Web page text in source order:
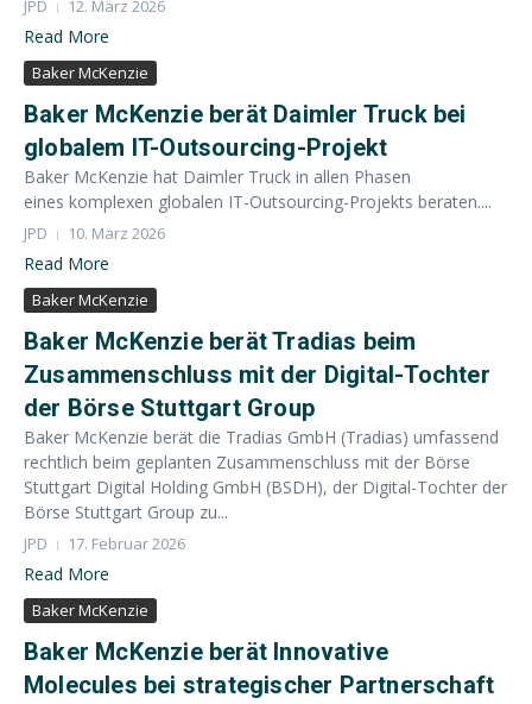
JPD 12. März 2026
Read More
Baker McKenzie
Baker McKenzie berät Daimler Truck bei
globalem IT-Outsourcing-Projekt
Baker McKenzie hat Daimler Truck in allen Phasen
eines komplexen globalen IT-Outsourcing-Projekts beraten....
JPD 10. März 2026
Read More
Baker McKenzie
Baker McKenzie berät Tradias beim
Zusammenschluss mit der Digital-Tochter
der Börse Stuttgart Group
Baker McKenzie berät die Tradias GmbH (Tradias) umfassend
rechtlich beim geplanten Zusammenschluss mit der Börse
Stuttgart Digital Holding GmbH (BSDH), der Digital-Tochter der
Börse Stuttgart Group zu...
JPD 17. Februar 2026
Read More
Baker McKenzie
Baker McKenzie berät Innovative
Molecules bei strategischer Partnerschaft